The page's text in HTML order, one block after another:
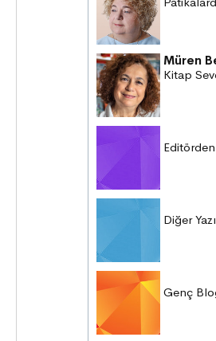
Müren
Kitap
Editörden
Diğer
Genç